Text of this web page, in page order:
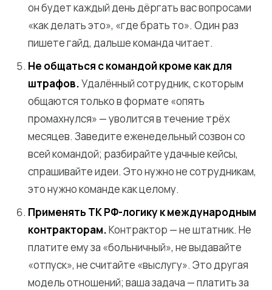
он будет каждый день дёргать вас вопросами
«как делать это», «где брать то». Один раз
пишете гайд, дальше команда читает.
Не общаться с командой кроме как для
штрафов.Удалённый сотрудник, с которым
общаются только в формате «опять
промахнулся» — уволится в течение трёх
месяцев. Заведите еженедельный созвон со
всей командой; разбирайте удачные кейсы,
спрашивайте идеи. Это нужно не сотрудникам,
это нужно команде как целому.
Применять ТК РФ-логику к международным
контракторам.Контрактор — не штатник. Не
платите ему за «больничный», не выдавайте
«отпуск», не считайте «выслугу». Это другая
модель отношений; ваша задача — платить за